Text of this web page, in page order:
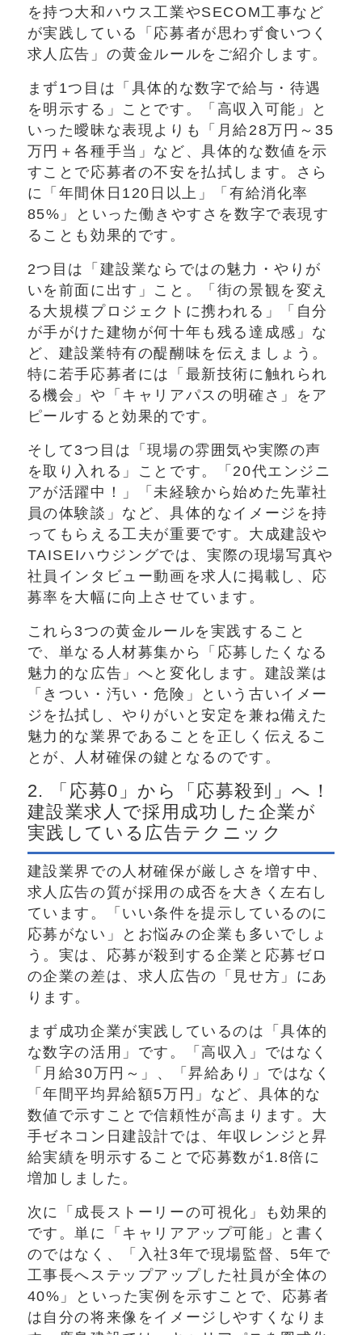
を持つ大和ハウス工業やSECOM工事など
が実践している「応募者が思わず食いつく
求人広告」の黄金ルールをご紹介します。
まず1つ目は「具体的な数字で給与・待遇
を明示する」ことです。「高収入可能」と
いった曖昧な表現よりも「月給28万円～35
万円＋各種手当」など、具体的な数値を示
すことで応募者の不安を払拭します。さら
に「年間休日120日以上」「有給消化率
85%」といった働きやすさを数字で表現す
ることも効果的です。
2つ目は「建設業ならではの魅力・やりが
いを前面に出す」こと。「街の景観を変え
る大規模プロジェクトに携われる」「自分
が手がけた建物が何十年も残る達成感」な
ど、建設業特有の醍醐味を伝えましょう。
特に若手応募者には「最新技術に触れられ
る機会」や「キャリアパスの明確さ」をア
ピールすると効果的です。
そして3つ目は「現場の雰囲気や実際の声
を取り入れる」ことです。「20代エンジニ
アが活躍中！」「未経験から始めた先輩社
員の体験談」など、具体的なイメージを持
ってもらえる工夫が重要です。大成建設や
TAISEIハウジングでは、実際の現場写真や
社員インタビュー動画を求人に掲載し、応
募率を大幅に向上させています。
これら3つの黄金ルールを実践すること
で、単なる人材募集から「応募したくなる
魅力的な広告」へと変化します。建設業は
「きつい・汚い・危険」という古いイメー
ジを払拭し、やりがいと安定を兼ね備えた
魅力的な業界であることを正しく伝えるこ
とが、人材確保の鍵となるのです。
2. 「応募0」から「応募殺到」へ！
建設業求人で採用成功した企業が
実践している広告テクニック
建設業界での人材確保が厳しさを増す中、
求人広告の質が採用の成否を大きく左右し
ています。「いい条件を提示しているのに
応募がない」とお悩みの企業も多いでしょ
う。実は、応募が殺到する企業と応募ゼロ
の企業の差は、求人広告の「見せ方」にあ
ります。
まず成功企業が実践しているのは「具体的
な数字の活用」です。「高収入」ではなく
「月給30万円～」、「昇給あり」ではなく
「年間平均昇給額5万円」など、具体的な
数値で示すことで信頼性が高まります。大
手ゼネコン日建設計では、年収レンジと昇
給実績を明示することで応募数が1.8倍に
増加しました。
次に「成長ストーリーの可視化」も効果的
です。単に「キャリアアップ可能」と書く
のではなく、「入社3年で現場監督、5年で
工事長へステップアップした社員が全体の
40%」といった実例を示すことで、応募者
は自分の将来像をイメージしやすくなりま